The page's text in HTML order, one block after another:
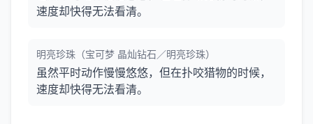
速度却快得无法看清。
明亮珍珠（宝可梦 晶灿钻石／明亮珍珠）
虽然平时动作慢慢悠悠，但在扑咬猎物的时候，
速度却快得无法看清。